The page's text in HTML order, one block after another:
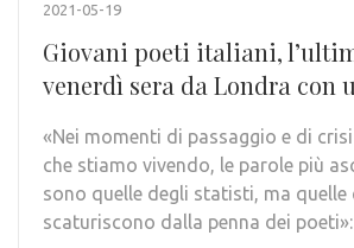
2021-05-19
Giovani poeti italiani,
venerdì sera da Londra con
«Nei momenti di passaggio e di
che stiamo vivendo, le parole più
sono quelle degli statisti, ma quelle
scaturiscono dalla penna dei